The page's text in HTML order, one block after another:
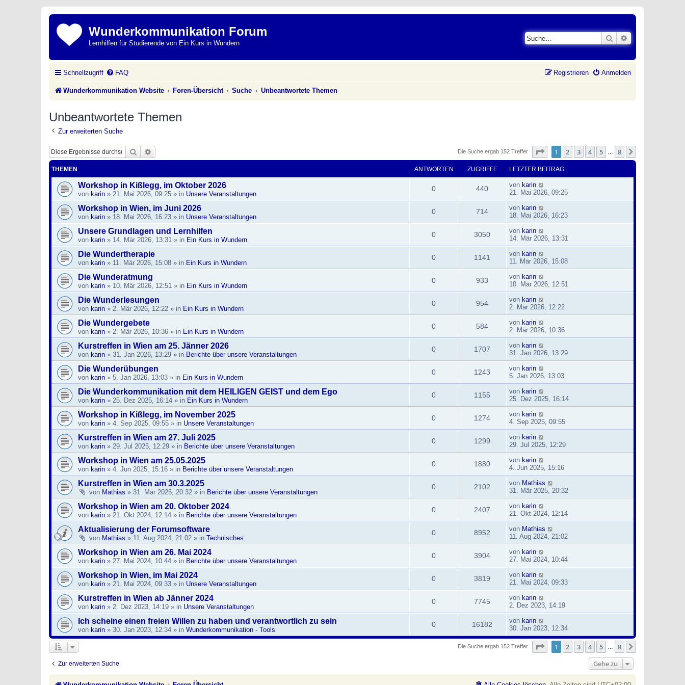
Wunderkommunikation Forum
Lernhilfen für Studierende von Ein Kurs in Wundern
Suche
Schnellzugriff FAQ Anmelden
Registrieren
Wunderkommunikation Website Foren-Übersicht Suche Unbeantwortete Themen
Unbeantwortete Themen
Zur erweiterten Suche
Suche Die Suche ergab 152 Treffer Seite von8
1 2 3 4 5 8
THEMEN ANTWORTEN ZUGRIFFE LETZTER BEITRAG
Workshop in Kißlegg, im Oktober 2026
von karin » 21. Mai 2026, 09:25 » in Unsere Veranstaltungen
0 440 von karin
21. Mai 2026, 09:25
Workshop in Wien, im Juni 2026
von karin » 18. Mai 2026, 16:23 » in Unsere Veranstaltungen
0 714 von karin
18. Mai 2026, 16:23
Unsere Grundlagen und Lernhilfen
von karin » 14. Mär 2026, 13:31 » in Ein Kurs in Wundern
0 3050 von karin
14. Mär 2026, 13:31
Die Wundertherapie
von karin » 11. Mär 2026, 15:08 » in Ein Kurs in Wundern
0 1141 von karin
11. Mär 2026, 15:08
Die Wunderatmung
von karin » 10. Mär 2026, 12:51 » in Ein Kurs in Wundern
0 933 von karin
10. Mär 2026, 12:51
Die Wunderlesungen
von karin » 2. Mär 2026, 12:22 » in Ein Kurs in Wundern
0 954 von karin
2. Mär 2026, 12:22
Die Wundergebete
von karin » 2. Mär 2026, 10:36 » in Ein Kurs in Wundern
0 584 von karin
2. Mär 2026, 10:36
Kurstreffen in Wien am 25. Jänner 2026
von karin » 31. Jan 2026, 13:29 » in Berichte über unsere Veranstaltungen
0 1707 von karin
31. Jan 2026, 13:29
Die Wunderübungen
von karin » 5. Jan 2026, 13:03 » in Ein Kurs in Wundern
0 1243 von karin
5. Jan 2026, 13:03
Die Wunderkommunikation mit dem HEILIGEN GEIST und dem Ego
von karin » 25. Dez 2025, 16:14 » in Ein Kurs in Wundern
0 1155 von karin
25. Dez 2025, 16:14
Workshop in Kißlegg, im November 2025
von karin » 4. Sep 2025, 09:55 » in Unsere Veranstaltungen
0 1274 von karin
4. Sep 2025, 09:55
Kurstreffen in Wien am 27. Juli 2025
von karin » 29. Jul 2025, 12:29 » in Berichte über unsere Veranstaltungen
0 1299 von karin
29. Jul 2025, 12:29
Workshop in Wien am 25.05.2025
von karin » 4. Jun 2025, 15:16 » in Berichte über unsere Veranstaltungen
0 1880 von karin
4. Jun 2025, 15:16
Kurstreffen in Wien am 30.3.2025
von Mathias » 31. Mär 2025, 20:32 » in Berichte über unsere Veranstaltungen
0 2102 von Mathias
31. Mär 2025, 20:32
Workshop in Wien am 20. Oktober 2024
von karin » 21. Okt 2024, 12:14 » in Berichte über unsere Veranstaltungen
0 2407 von karin
21. Okt 2024, 12:14
Aktualisierung der Forumsoftware
von Mathias » 11. Aug 2024, 21:02 » in Technisches
0 8952 von Mathias
11. Aug 2024, 21:02
Workshop in Wien am 26. Mai 2024
von karin » 27. Mai 2024, 10:44 » in Berichte über unsere Veranstaltungen
0 3904 von karin
27. Mai 2024, 10:44
Workshop in Wien, im Mai 2024
von karin » 21. Mai 2024, 09:33 » in Unsere Veranstaltungen
0 3819 von karin
21. Mai 2024, 09:33
Kurstreffen in Wien ab Jänner 2024
von karin » 2. Dez 2023, 14:19 » in Unsere Veranstaltungen
0 7745 von karin
2. Dez 2023, 14:19
Ich scheine einen freien Willen zu haben und verantwortlich zu sein
von karin » 30. Jan 2023, 12:34 » in Wunderkommunikation - Tools
0 16182 von karin
30. Jan 2023, 12:34
Die Suche ergab 152 Treffer Seite von8
1 2 3 4 5 8
Zur erweiterten Suche Gehe zu